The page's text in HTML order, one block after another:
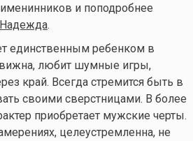
и поподробнее
Надежда.
единственным ребенком в
любит шумные игры,
край. Всегда стремится быть в
своими сверстницами. В более
приобретает мужские черты.
целеустремленна, не